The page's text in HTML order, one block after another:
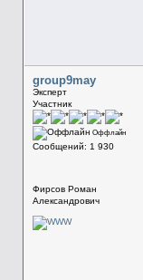
group9may
Эксперт
Участник
Оффлайн
Сообщений: 1 930
Фирсов Роман
Александрович